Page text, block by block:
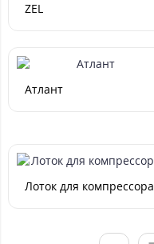
ZEL
Атлант
Лоток для компрессора